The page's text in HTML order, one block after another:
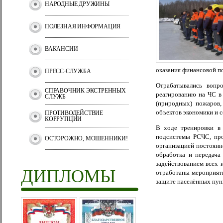
НАРОДНЫЕ ДРУЖИНЫ
ПОЛЕЗНАЯ ИНФОРМАЦИЯ
ВАКАНСИИ
ПРЕСС-СЛУЖБА
СПРАВОЧНИК ЭКСТРЕННЫХ
СЛУЖБ
ПРОТИВОДЕЙСТВИЕ
КОРРУПЦИИ
ОСТОРОЖНО, МОШЕННИКИ!
ДИПЛОМЫ
оказания финансовой
Отрабатывались
реагированию на ЧС
(природных)
объектов экономики и
В ходе тренировки в
подсистемы РСЧС,
организацией
обработка и
задействованием
отработаны
защите населённых